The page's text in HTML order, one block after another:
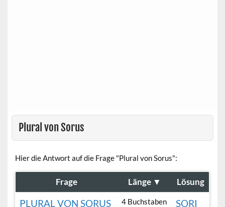
Plural von Sorus
Hier die Antwort auf die Frage "Plural von Sorus":
Frage Länge ▼ Lösung
PLURAL VON SORUS 4 Buchstaben SORI